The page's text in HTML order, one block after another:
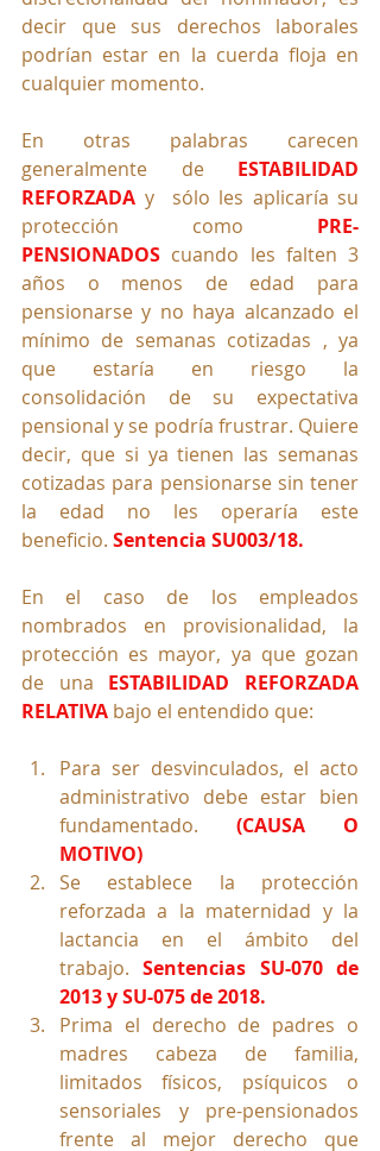
decir que sus derechos laborales
podrían estar en la cuerda floja en
cualquier momento.
En otras palabras carecen
generalmente de ESTABILIDAD
REFORZADA y  sólo les aplicaría su
protección como PRE-
PENSIONADOS cuando les falten 3
años o menos de edad para
pensionarse y no haya alcanzado el
mínimo de semanas cotizadas , ya
que estaría en riesgo la
consolidación de su expectativa
pensional y se podría frustrar. Quiere
decir, que si ya tienen las semanas
cotizadas para pensionarse sin tener
la edad no les operaría este
beneficio. Sentencia SU003/18.
En el caso de los empleados
nombrados en provisionalidad, la
protección es mayor, ya que gozan
de una ESTABILIDAD REFORZADA
RELATIVA bajo el entendido que:
Para ser desvinculados, el acto
administrativo debe estar bien
fundamentado. (CAUSA O
MOTIVO)
Se establece la protección
reforzada a la maternidad y la
lactancia en el ámbito del
trabajo. Sentencias SU-070 de
2013 y SU-075 de 2018.
Prima el derecho de padres o
madres cabeza de familia,
limitados físicos, psíquicos o
sensoriales y pre-pensionados
frente al mejor derecho que